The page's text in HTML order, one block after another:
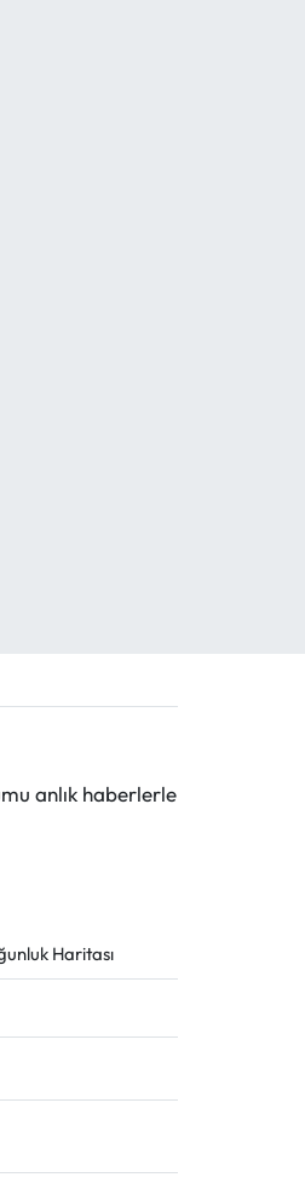
anlık haberlerle
Haritası